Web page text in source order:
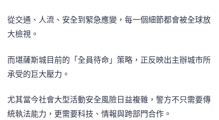
從交通、人流、安全到緊急應變，每一個細節都會被全球放
大檢視。
而堪薩斯城目前的「全員待命」策略，正反映出主辦城市所
承受的巨大壓力。
尤其當今社會大型活動安全風險日益複雜，警方不只需要傳
統執法能力，更需要科技、情報與跨部門合作。